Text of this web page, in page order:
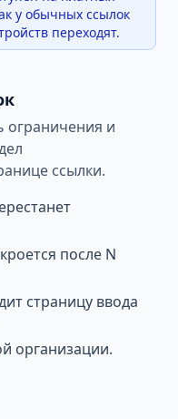
у обычных ссылок
переходят.
ограничения и
ссылки.
после N
страницу ввода
организации.